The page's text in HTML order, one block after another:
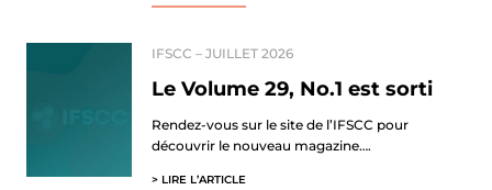
IFSCC – JUILLET 2026
Le Volume 29, No.1 est sorti
Rendez-vous sur le site de l’IFSCC pour
découvrir le nouveau magazine….
> LIRE L’ARTICLE